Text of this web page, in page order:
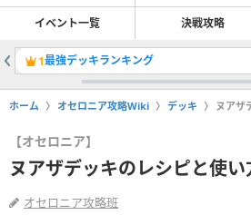
イベント一覧 決戦攻略
1最強デッキランキング
ホーム オセロニア攻略Wiki デッキ ヌアザ
【オセロニア】
ヌアザデッキのレシピと使
オセロニア攻略班